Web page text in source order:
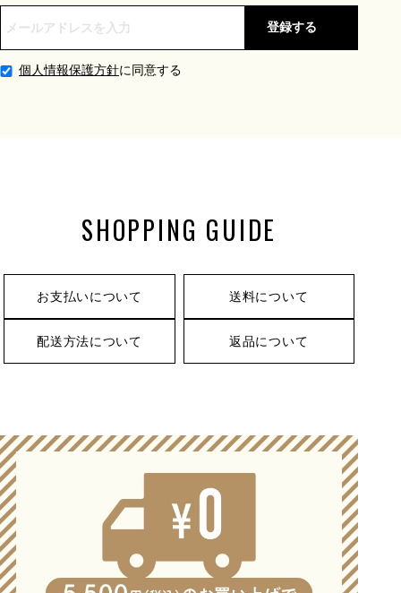
登録する
個人情報保護方針に同意する
SHOPPING GUIDE
お支払いについて 送料について
配送方法について 返品について